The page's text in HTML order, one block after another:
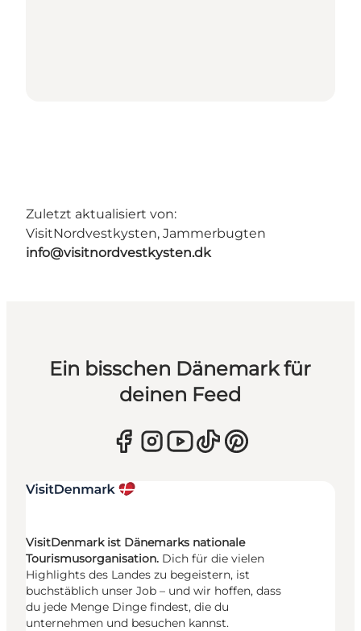
Zuletzt aktualisiert von:
VisitNordvestkysten, Jammerbugten
info@visitnordvestkysten.dk
Ein bisschen Dänemark für
deinen Feed
VisitDenmark ist Dänemarks nationale
Tourismusorganisation. Dich für die vielen
Highlights des Landes zu begeistern, ist
buchstäblich unser Job – und wir hoffen, dass
du jede Menge Dinge findest, die du
unternehmen und besuchen kannst.